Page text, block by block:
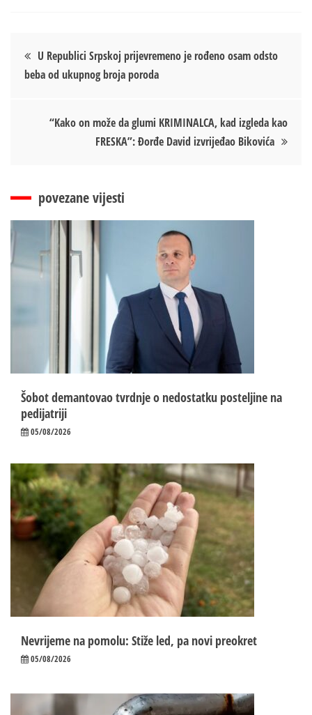
Кретање
чланка
U Republici Srpskoj prijevremeno je rođeno osam odsto
beba od ukupnog broja poroda
“Kako on može da glumi KRIMINALCA, kad izgleda kao
FRESKA”: Đorđe David izvrijeđao Bikovića
povezane vijesti
Šobot demantovao tvrdnje o nedostatku posteljine na
pedijatriji
05/08/2026
Nevrijeme na pomolu: Stiže led, pa novi preokret
05/08/2026